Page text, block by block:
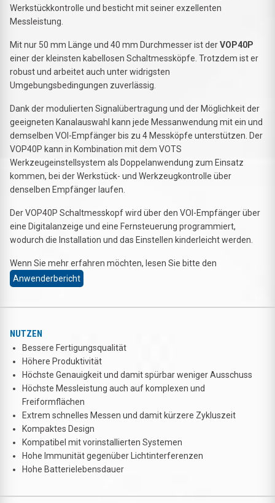
Werkstückkontrolle und besticht mit seiner exzellenten
Messleistung.
Mit nur 50 mm Länge und 40 mm Durchmesser ist derVOP40P
einer der kleinsten kabellosen Schaltmessköpfe. Trotzdem ist er
robust und arbeitet auch unter widrigsten
Umgebungsbedingungen zuverlässig.
Dank der modulierten Signalübertragung und der Möglichkeit der
geeigneten Kanalauswahl kann jede Messanwendung mit ein und
demselben VOI-Empfänger bis zu 4 Messköpfe unterstützen. Der
VOP40P kann in Kombination mit dem VOTS
Werkzeugeinstellsystem als Doppelanwendung zum Einsatz
kommen, bei der Werkstück- und Werkzeugkontrolle über
denselben Empfänger laufen.
Der VOP40P Schaltmesskopf wird über den VOI-Empfänger über
eine Digitalanzeige und eine Fernsteuerung programmiert,
wodurch die Installation und das Einstellen kinderleicht werden.
Wenn Sie mehr erfahren möchten, lesen Sie bitte den
Anwenderbericht
NUTZEN
Bessere Fertigungsqualität
Höhere Produktivität
Höchste Genauigkeit und damit spürbar weniger Ausschuss
Höchste Messleistung auch auf komplexen und
Freiformflächen
Extrem schnelles Messen und damit kürzere Zykluszeit
Kompaktes Design
Kompatibel mit vorinstallierten Systemen
Hohe Immunität gegenüber Lichtinterferenzen
Hohe Batterielebensdauer